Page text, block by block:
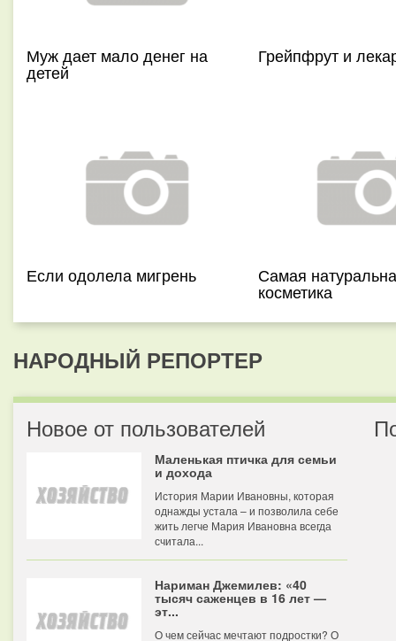
Муж дает мало денег на
детей
Грейпфрут и
Если одолела мигрень Самая
косметика
НАРОДНЫЙ РЕПОРТЕР
Новое от пользователей
Маленькая птичка для семьи
и дохода
История Марии Ивановны, которая
однажды устала – и позволила себе
жить легче Мария Ивановна всегда
считала...
Нариман Джемилев: «40
тысяч саженцев в 16 лет —
эт...
О чем сейчас мечтают подростки? О